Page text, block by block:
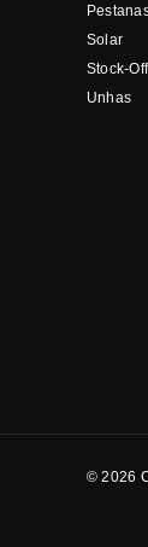
Solar
Stock-Off
Unhas
© 2026